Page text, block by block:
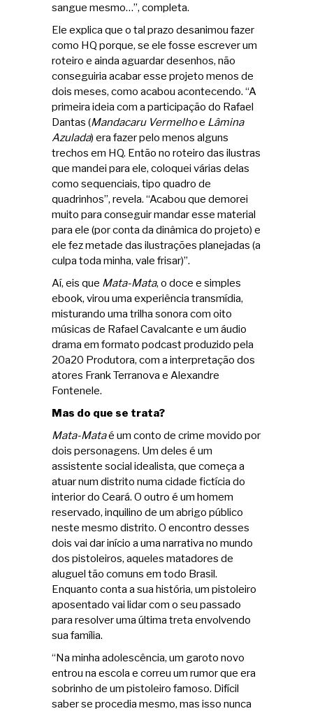
sangue mesmo…”, completa.
Ele explica que o tal prazo desanimou fazer
como HQ porque, se ele fosse escrever um
roteiro e ainda aguardar desenhos, não
conseguiria acabar esse projeto menos de
dois meses, como acabou acontecendo. “A
primeira ideia com a participação do Rafael
Dantas (Mandacaru Vermelhoe Lâmina
Azulada) era fazer pelo menos alguns
trechos em HQ. Então no roteiro das ilustras
que mandei para ele, coloquei várias delas
como sequenciais, tipo quadro de
quadrinhos”, revela. “Acabou que demorei
muito para conseguir mandar esse material
para ele (por conta da dinâmica do projeto) e
ele fez metade das ilustrações planejadas (a
culpa toda minha, vale frisar)”.
Aí, eis que Mata-Mata, o doce e simples
ebook, virou uma experiência transmídia,
misturando uma trilha sonora com oito
músicas de Rafael Cavalcante e um áudio
drama em formato podcast produzido pela
20a20 Produtora, com a interpretação dos
atores Frank Terranova e Alexandre
Fontenele.
Mas do que se trata?
Mata-Mataé um conto de crime movido por
dois personagens. Um deles é um
assistente social idealista, que começa a
atuar num distrito numa cidade fictícia do
interior do Ceará. O outro é um homem
reservado, inquilino de um abrigo público
neste mesmo distrito. O encontro desses
dois vai dar início a uma narrativa no mundo
dos pistoleiros, aqueles matadores de
aluguel tão comuns em todo Brasil.
Enquanto conta a sua história, um pistoleiro
aposentado vai lidar com o seu passado
para resolver uma última treta envolvendo
sua família.
“Na minha adolescência, um garoto novo
entrou na escola e correu um rumor que era
sobrinho de um pistoleiro famoso. Difícil
saber se procedia mesmo, mas isso nunca